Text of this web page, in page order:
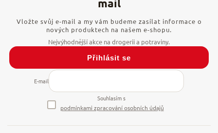
Vložte svůj e-mail a my vám budeme zasílat informace o
nových produktech na našem e-shopu.
E-mail
Souhlasím s
podmínkami zpracování osobních údajů
Přihlásit se